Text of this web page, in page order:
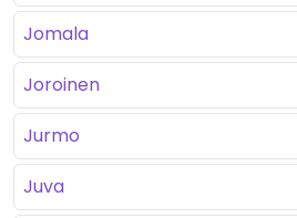
Jomala
Joroinen
Jurmo
Juva